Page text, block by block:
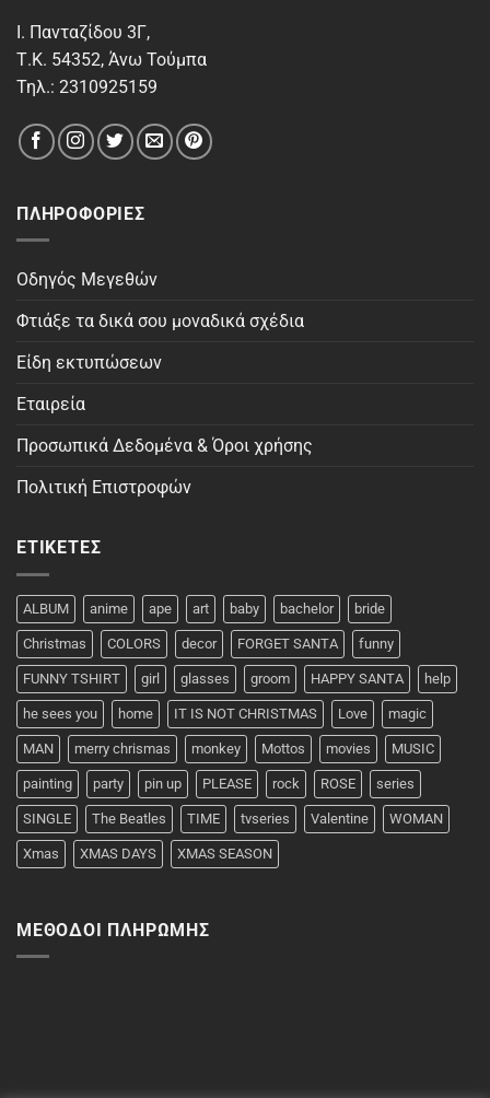
Ι. Πανταζίδου 3Γ,
Τ.Κ. 54352, Άνω Τούμπα
Τηλ.: 2310925159
ΠΛΗΡΟΦΟΡΊΕΣ
Οδηγός Μεγεθών
Φτιάξε τα δικά σου μοναδικά σχέδια
Είδη εκτυπώσεων
Εταιρεία
Προσωπικά Δεδομένα & Όροι χρήσης
Πολιτική Επιστροφών
ΕΤΙΚΈΤΕΣ
ALBUM anime ape art baby bachelor bride
Christmas COLORS decor FORGET SANTA funny
FUNNY TSHIRT girl glasses groom HAPPY SANTA help
he sees you home IT IS NOT CHRISTMAS Love magic
MAN merry chrismas monkey Mottos movies MUSIC
painting party pin up PLEASE rock ROSE series
SINGLE The Beatles TIME tvseries Valentine WOMAN
Xmas XMAS DAYS XMAS SEASON
ΜΈΘΟΔΟΙ ΠΛΗΡΩΜΉΣ